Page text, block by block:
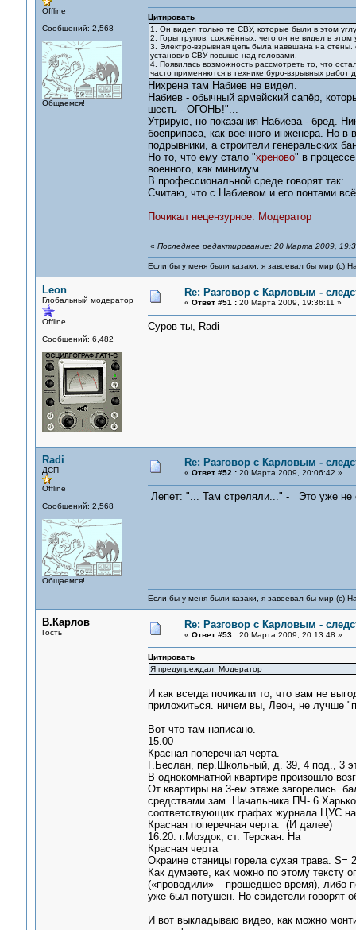
Offline
Сообщений: 2,568
Общаемся!
Цитировать
1. Он видел только те СВУ, которые были в этом
2. Горы трупов, сожжённых, чего он не видел в
3. Электро-взрывная цепь была навешана на
установив СВУ повыше над головами.
4. Появилась возможность рассмотреть то, что
часто применяются в технике буро-взрывных работ
Нихрена там Набиев не видел.
Набиев - обычный армейский сапёр,
шесть - ОГОНЬ!"...
Утрирую, но показания Набиева - бред.
боеприпаса, как военного инженера. Но
подрывники, а строители генеральских
Но то, что ему стало "хреново" в
военного, как минимум.
В профессиональной среде говорят так:
Считаю, что с Набиевом и его понтами
Почикал нецензурное. Модератор
« Последнее редактирование: 20 Марта 2009,
Если бы у меня были казаки, я завоевал бы мир (с)
Leon
Глобальный модератор
Offline
Сообщений: 6,482
Re: Разговор с Карловым -
« Ответ #51 :20 Марта 2009, 19:36:11 »
Суров ты, Radi
Radi
ДСП
Offline
Сообщений: 2,568
Общаемся!
Re: Разговор с Карловым -
« Ответ #52 :20 Марта 2009, 20:06:42 »
Лепет: "... Там стреляли..." - Это уже не
Если бы у меня были казаки, я завоевал бы мир (с)
В.Карлов
Гость
Re: Разговор с Карловым -
« Ответ #53 :20 Марта 2009, 20:13:48 »
Цитировать
Я предупреждал. Модератор
И как всегда почикали то, что вам не
приложиться. ничем вы, Леон, не лучше
Вот что там написано.
15.00
Красная поперечная черта.
Г.Беслан, пер.Школьный, д. 39, 4 под., 3
В однокомнатной квартире произошло
От квартиры на 3-ем этаже загорелись
средствами зам. Начальника ПЧ- 6
соответствующих графах журнала ЦУС на
Красная поперечная черта. (И далее)
16.20. г.Моздок, ст. Терская. На
Красная черта
Окраине станицы горела сухая трава.
Как думаете, как можно по этому тексту
(«проводили» – прошедшее время), либо
уже был потушен. Но свидетели говорят
И вот выкладываю видео, как можно